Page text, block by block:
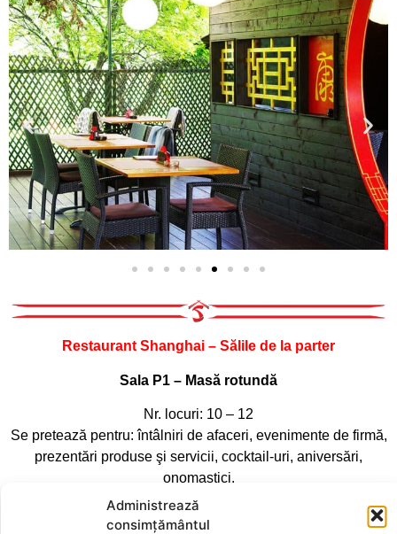
Administrează
consimțământul
Restaurant Shanghai – Sălile de la parter
Sala P1 – Masă rotundă
Nr. locuri: 10 – 12
Se pretează pentru: întâlniri de afaceri, evenimente de firmă,
prezentări produse şi servicii, cocktail-uri, aniversări,
onomastici.
Sala P2